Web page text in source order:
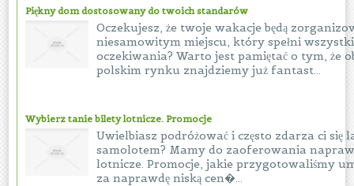
Piękny dom dostosowany do twoich standarów
Oczekujesz, że twoje wakacje będą
niesamowitym miejscu, który spełni
oczekiwania? Warto jest pamiętać o tym, że
polskim rynku znajdziemy już fantast...
Wybierz tanie bilety lotnicze. Promocje
Uwielbiasz podróżować i często zdarza ci się
samolotem? Mamy do zaoferowania
lotnicze. Promocje, jakie przygotowaliśmy
za naprawdę niską cen�...